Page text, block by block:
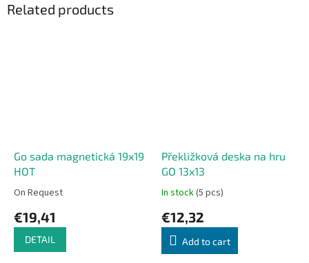
Related products
Go sada magnetická 19x19
HOT
On Request
€19,41
DETAIL
Překližková deska na hru
GO 13x13
In stock(5 pcs)
€12,32
Add to cart